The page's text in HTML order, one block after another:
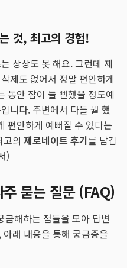
것, 최고의 경험!
상상도 못 해요. 그런데 제
제도 없어서 정말 편안하게
동안 잠이 들 뻔했을 정도예
니다. 주변에서 다들 뭘 했
편안하게 예뻐질 수 있다는
의 제로네이트 후기를 남깁
)
묻는 질문 (FAQ)
해하는 점들을 모아 답변
래 내용을 통해 궁금증을